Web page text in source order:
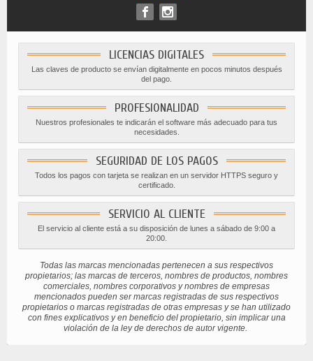
LICENCIAS DIGITALES
Las claves de producto se envían digitalmente en pocos minutos después
del pago.
PROFESIONALIDAD
Nuestros profesionales te indicarán el software más adecuado para tus
necesidades.
SEGURIDAD DE LOS PAGOS
Todos los pagos con tarjeta se realizan en un servidor HTTPS seguro y
certificado.
SERVICIO AL CLIENTE
El servicio al cliente está a su disposición de lunes a sábado de 9:00 a
20:00.
Todas las marcas mencionadas pertenecen a sus respectivos
propietarios; las marcas de terceros, nombres de productos, nombres
comerciales, nombres corporativos y nombres de empresas
mencionados pueden ser marcas registradas de sus respectivos
propietarios o marcas registradas de otras empresas y se han utilizado
con fines explicativos y en beneficio del propietario, sin implicar una
violación de la ley de derechos de autor vigente.